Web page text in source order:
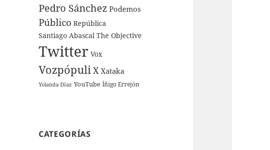
Pedro Sánchez Podemos
Público República
Santiago Abascal The Objective
Twitter Vox
Vozpópuli X Xataka
Yolanda Díaz YouTube Íñigo Errejón
CATEGORÍAS